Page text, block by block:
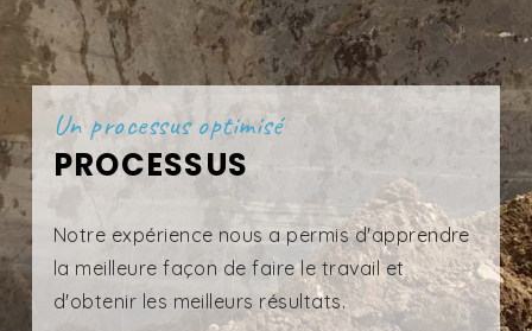
Un processus optimisé
PROCESSUS
Notre expérience nous a permis d'apprendre
la meilleure façon de faire le travail et
d'obtenir les meilleurs résultats.